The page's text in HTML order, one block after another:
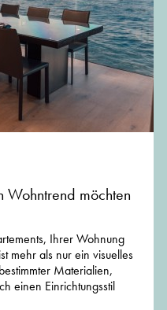
Wohntrend möchten
Ihrer Wohnung
mehr als nur ein visuelles
Materialien,
einen Einrichtungsstil